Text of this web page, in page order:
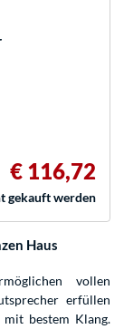
€ 116,72
gekauft werden
Haus
vollen
erfüllen
bestem Klang.